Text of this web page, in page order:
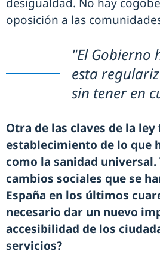
oposición a las
"El Gobierno
esta
sin tener en
Otra de las claves de la ley
establecimiento de lo que
como la sanidad universal.
cambios sociales que se
España en los últimos
necesario dar un nuevo
accesibilidad de los
servicios?